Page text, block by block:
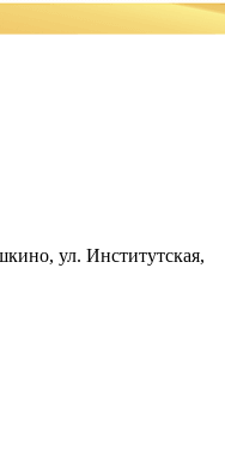
ул. Институтская,